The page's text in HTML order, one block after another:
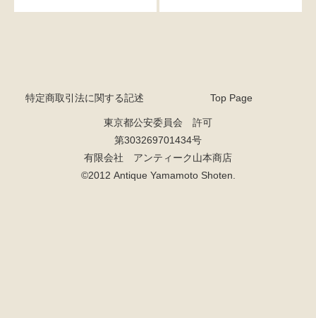
特定商取引法に関する記述 Top Page
東京都公安委員会 許可
第303269701434号
有限会社 アンティーク山本商店
©2012 Antique Yamamoto Shoten.